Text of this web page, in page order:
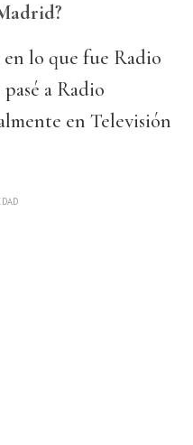
lo que fue Radio
a Radio
en Televisión